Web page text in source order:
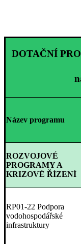
DOTAČNÍ
Název programu
ROZVOJOVÉ
PROGRAMY A
KRIZOVÉ ŘÍZENÍ
RP01-22 Podpora
vodohospodářské
infrastruktury